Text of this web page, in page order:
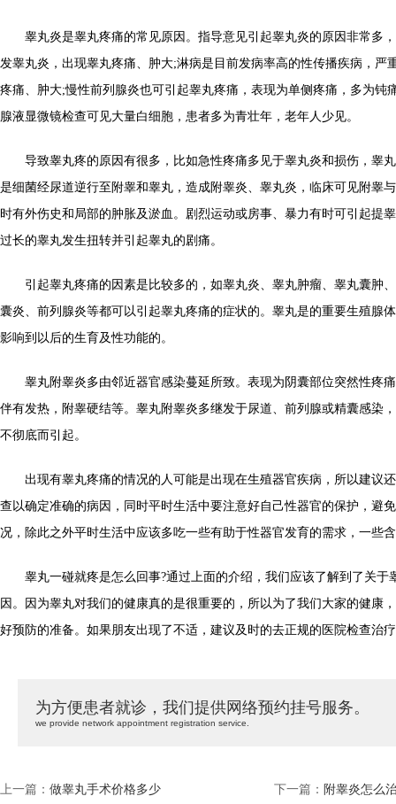
睾丸炎是睾丸疼痛的常见原因。指导意见引起睾丸炎的原因非常多
发睾丸炎，出现睾丸疼痛、肿大;淋病是目前发病率高的性传播疾病，严
疼痛、肿大;慢性前列腺炎也可引起睾丸疼痛，表现为单侧疼痛，多为钝
腺液显微镜检查可见大量白细胞，患者多为青壮年，老年人少见。
导致睾丸疼的原因有很多，比如急性疼痛多见于睾丸炎和损伤，睾
是细菌经尿道逆行至附睾和睾丸，造成附睾炎、睾丸炎，临床可见附睾
时有外伤史和局部的肿胀及淤血。剧烈运动或房事、暴力有时可引起提
过长的睾丸发生扭转并引起睾丸的剧痛。
引起睾丸疼痛的因素是比较多的，如睾丸炎、睾丸肿瘤、睾丸囊肿
囊炎、前列腺炎等都可以引起睾丸疼痛的症状的。睾丸是的重要生殖腺
影响到以后的生育及性功能的。
睾丸附睾炎多由邻近器官感染蔓延所致。表现为阴囊部位突然性疼
伴有发热，附睾硬结等。睾丸附睾炎多继发于尿道、前列腺或精囊感染
不彻底而引起。
出现有睾丸疼痛的情况的人可能是出现在生殖器官疾病，所以建议
查以确定准确的病因，同时平时生活中要注意好自己性器官的保护，避
况，除此之外平时生活中应该多吃一些有助于性器官发育的需求，一些
睾丸一碰就疼是怎么回事?通过上面的介绍，我们应该了解到了关于
因。因为睾丸对我们的健康真的是很重要的，所以为了我们大家的健康
好预防的准备。如果朋友出现了不适，建议及时的去正规的医院检查治
为方便患者就诊，我们提供网络预约挂号服务。
we provide network appointment registration service.
上一篇： 做睾丸手术价格多少 下一篇： 附睾炎怎么